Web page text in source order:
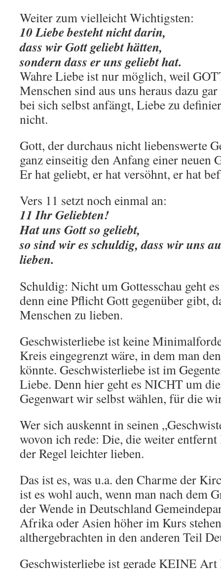
Weiter zum vielleicht Wichtigsten:
10 Liebe besteht nicht darin,
dass wir Gott geliebt hätten,
sondern dass er uns geliebt hat.
Wahre Liebe ist nur möglich, weil
Menschen sind aus uns heraus dazu
bei sich selbst anfängt, Liebe zu
nicht.
Gott, der durchaus nicht liebenswerte
ganz einseitig den Anfang einer neuen
Er hat geliebt, er hat versöhnt, er hat
Vers 11 setzt noch einmal an:
11 Ihr Geliebten!
Hat uns Gott so geliebt,
so sind wir es schuldig, dass wir uns
lieben.
Schuldig: Nicht um Gottesschau geht
denn eine Pflicht Gott gegenüber gibt,
Menschen zu lieben.
Geschwisterliebe ist keine
Kreis eingegrenzt wäre, in dem man
könnte. Geschwisterliebe ist im
Liebe. Denn hier geht es NICHT um
Gegenwart wir selbst wählen, für die
Wer sich auskennt in seinen
wovon ich rede: Die, die weiter entfernt
der Regel leichter lieben.
Das ist es, was u.a. den Charme der
ist es wohl auch, wenn man nach dem
der Wende in Deutschland
Afrika oder Asien höher im Kurs
althergebrachten in den anderen Teil
Geschwisterliebe ist gerade KEINE